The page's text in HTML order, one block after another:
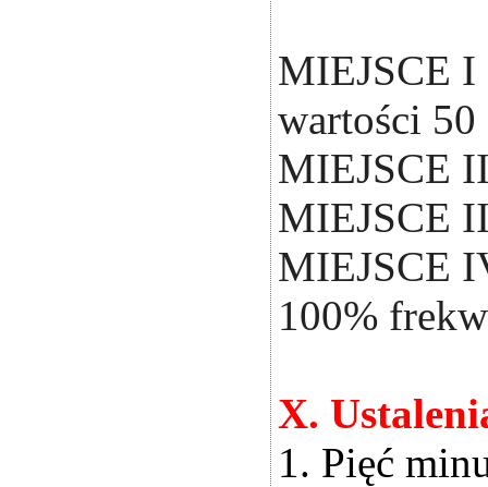
MIEJSCE I
wartości 50
MIEJSCE
MIEJSCE
MIEJSCE
100%
X.
1. Pięć